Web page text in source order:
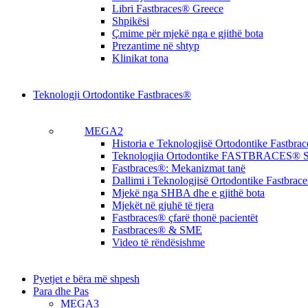
Libri Fastbraces® Greece
Shpikësi
Çmime për mjekë nga e gjithë bota
Prezantime në shtyp
Klinikat tona
Teknologji Ortodontike Fastbraces®
MEGA2
Historia e Teknologjisë Ortodontike
Teknologjia Ortodontike FASTBRACES®
Fastbraces®: Mekanizmat tanë
Dallimi i Teknologjisë Ortodontike
Mjekë nga SHBA dhe e gjithë bota
Mjekët në gjuhë të tjera
Fastbraces® çfarë thonë pacientët
Fastbraces® & SME
Video të rëndësishme
Pyetjet e bëra më shpesh
Para dhe Pas
MEGA3